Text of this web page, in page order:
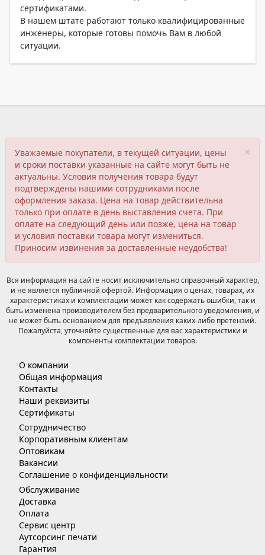
сертификатами.
В нашем штате работают только квалифицированные
инженеры, которые готовы помочь Вам в любой
ситуации.
×
Уважаемые покупатели, в текущей ситуации, цены
и сроки поставки указанные на сайте могут быть не
актуальны. Условия получения товара будут
подтверждены нашими сотрудниками после
оформления заказа. Цена на товар действительна
только при оплате в день выставления счета. При
оплате на следующий день или позже, цена на товар
и условия поставки товара могут измениться.
Приносим извинения за доставленные неудобства!
Вся информация на сайте носит исключительно справочный характер,
и не является публичной офертой. Информация о ценах, товарах, их
характеристиках и комплектации может как содержать ошибки, так и
быть изменена производителем без предварительного уведомления, и
не может быть основанием для предъявления каких-либо претензий.
Пожалуйста, уточняйте существенные для вас характеристики и
компоненты комплектации товаров.
О компании
Общая информация
Контакты
Наши реквизиты
Сертификаты
Сотрудничество
Корпоративным клиентам
Оптовикам
Вакансии
Соглашение о конфиденциальности
Обслуживание
Доставка
Оплата
Сервис центр
Аутсорсинг печати
Гарантия